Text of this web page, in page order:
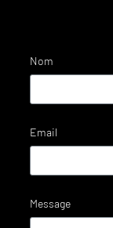
Nom
Email
Message